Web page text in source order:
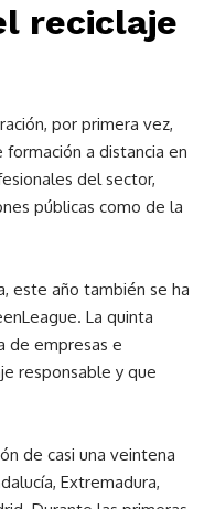
reciclaje
por primera vez,
a distancia en
del sector,
públicas como de la
este año también se ha
La quinta
de empresas e
responsable y que
de casi una veintena
Extremadura,